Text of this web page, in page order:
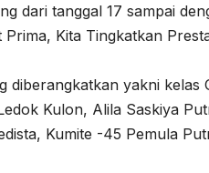
dari tanggal 17 sampai
Kita Tingkatkan
yakni kelas
Kulon, Alila Saskiya
Kumite -45 Pemula